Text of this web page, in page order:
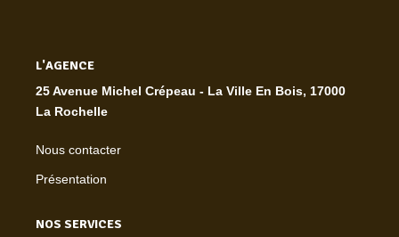
L'AGENCE
25 Avenue Michel Crépeau - La Ville En Bois, 17000
La Rochelle
Nous contacter
Présentation
NOS SERVICES